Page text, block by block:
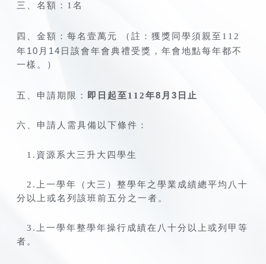
三、名額：1名
四、金額：每名壹萬元 （註：獲獎同學須親至112
年10月14 日該會年會典禮受獎，年會地點每年都不
一樣。）
五、申請期限： 即日起至112年8 月 3 日止
六、申請人需具備以下條件：
1.資源系大三升大四學生
2.上一學年（大三）整學年之學業成績總平均八十
分以上或名列該班前五分之一者。
3.上一學年整學年操行成績在八十分以上或列甲等
者。